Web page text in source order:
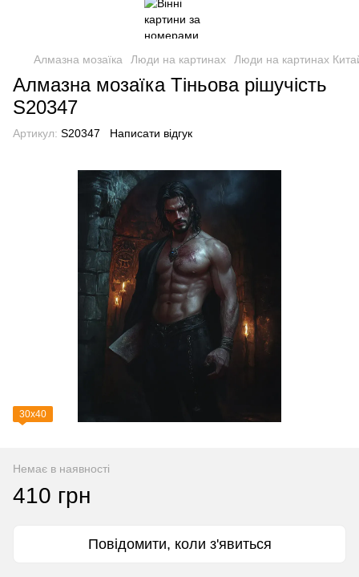
Алмазна мозаїка Люди на картинах Люди на картинах
Алмазна мозаїка Тіньова рішучість
S20347
Артикул: S20347 Написати відгук
30х40
Немає в наявності
410 грн
Повідомити, коли з'явиться